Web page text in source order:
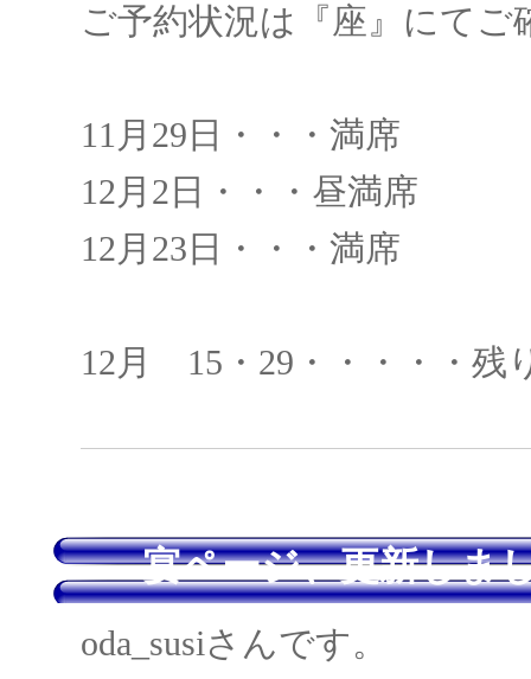
ご予約状況は『座』にてご
11月29日・・・満席
12月2日・・・昼満席
12月23日・・・満席
12月 15・29・・・・・残
宴ページ、更新しま
oda_susiさんです。